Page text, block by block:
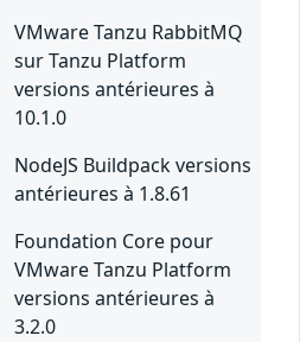
VMware Tanzu RabbitMQ
sur Tanzu Platform
versions antérieures à
10.1.0
NodeJS Buildpack versions
antérieures à 1.8.61
Foundation Core pour
VMware Tanzu Platform
versions antérieures à
3.2.0